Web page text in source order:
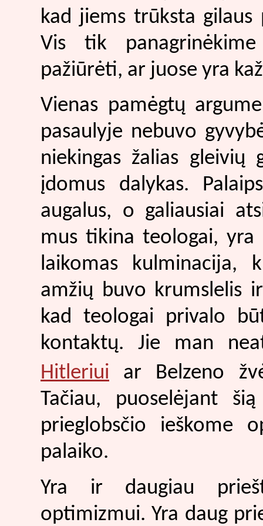
kad jiems trūksta
Vis tik
pažiūrėti, ar juose yra
Vienas pamėgtų
pasaulyje nebuvo
niekingas žalias gleivių
įdomus dalykas.
augalus, o galiausiai
mus tikina teologai,
laikomas kulminacija,
amžių buvo krumslelis
kad teologai privalo
kontaktų. Jie man
Hitleriui ar Belzeno
Tačiau, puoselėjant
prieglobsčio ieškome
palaiko.
Yra ir daugiau
optimizmui. Yra daug